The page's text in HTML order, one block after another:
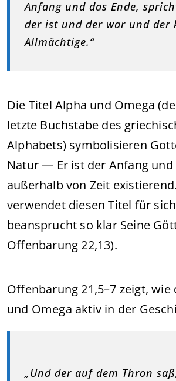
Anfang und das Ende,
der ist und der war und der
Allmächtige.“
Die Titel Alpha und Omega
letzte Buchstabe des
Alphabets) symbolisieren
Natur — Er ist der Anfang und
außerhalb von Zeit
verwendet diesen Titel für
beansprucht so klar Seine
Offenbarung 22,13).
Offenbarung 21,5–7 zeigt, wie
und Omega aktiv in der
„Und der auf dem Thron